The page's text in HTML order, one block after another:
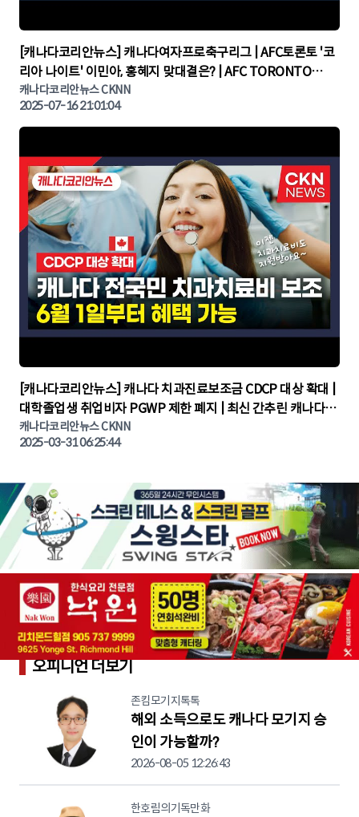
▶
[캐나다코리안뉴스] 캐나다여자프로축구리그 | AFC토론토 '코
리아 나이트' 이민아, 홍혜지 맞대결은? | AFC TORONTO
KOREA NIGHT | 캐나다뉴스 | 토론토뉴스
캐나다코리안뉴스 CKNN
2025-07-16 21:01:04
▶
[캐나다코리안뉴스] 캐나다 치과진료보조금 CDCP 대상 확대 |
대학졸업생 취업비자 PGWP 제한 폐지 | 최신 간추린 캐나다뉴
스 | CKNNEWS | 캐나다뉴스 | 토론토뉴스
캐나다코리안뉴스 CKNN
2025-03-31 06:25:44
오피니언 더보기
존킴모기지톡톡
해외 소득으로도 캐나다 모기지 승
인이 가능할까?
2026-08-05 12:26:43
한호림의기독만화